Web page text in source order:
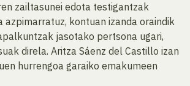
zailtasunei edota testigantzak
azpimarratuz, kontuan izanda oraindik
jasotako pertsona ugari,
direla. Aritza Sáenz del Castillo izan
hurrengoa garaiko emakumeen